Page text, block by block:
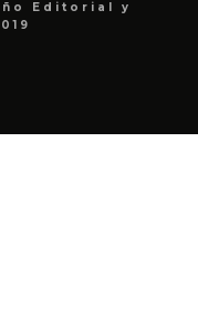
Editorial y